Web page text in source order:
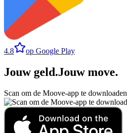
4.8 op Google Play
Jouw geld.Jouw move.
Scan om de Moove-app te downloaden